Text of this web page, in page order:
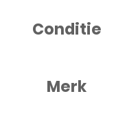
Conditie
Merk